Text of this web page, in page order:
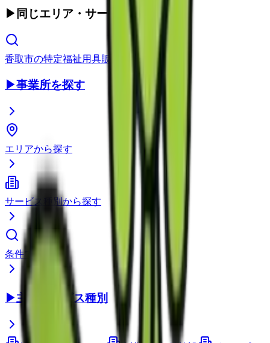
▶ 同じエリア・サービス種別
香取市の特定福祉用具販売
▶事業所を探す
エリアから探す
サービス種別から探す
条件で検索
▶主要サービス種別